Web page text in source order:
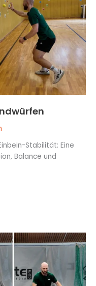
Stabilität: Eine
Balance und